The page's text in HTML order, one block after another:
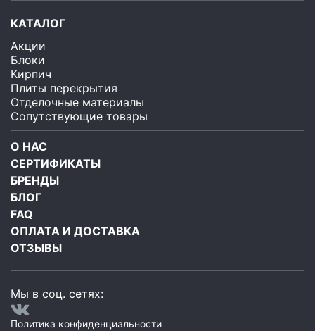
КАТАЛОГ
Акции
Блоки
Кирпич
Плиты перекрытия
Отделочные материалы
Сопутствующие товары
О НАС
СЕРТИФИКАТЫ
БРЕНДЫ
БЛОГ
FAQ
ОПЛАТА И ДОСТАВКА
ОТЗЫВЫ
Мы в соц. сетях:
Политика конфиденциальности